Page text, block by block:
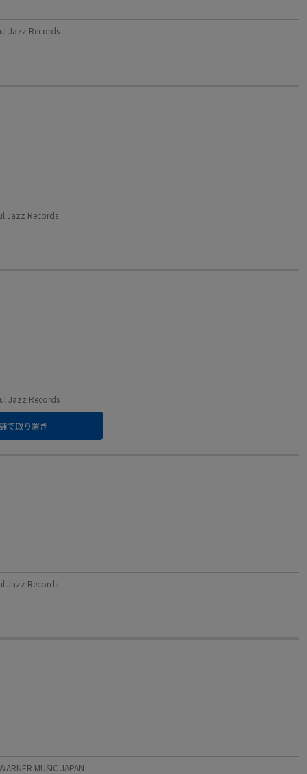
Jazz Records
Jazz Records
Jazz Records
で取り置き
Jazz Records
MUSIC JAPAN